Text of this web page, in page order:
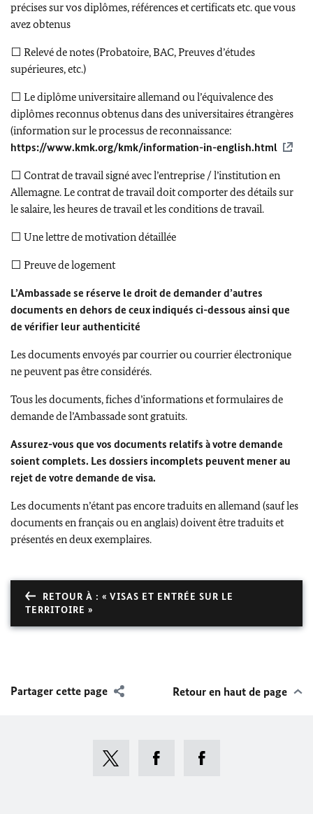
précises sur vos diplômes, références et certificats etc. que vous
avez obtenus
⬜ Relevé de notes (Probatoire, BAC, Preuves d’études
supérieures, etc.)
⬜ Le diplôme universitaire allemand ou l’équivalence des
diplômes reconnus obtenus dans des universitaires étrangères
(information sur le processus de reconnaissance:
https://www.kmk.org/kmk/information-in-english.html
⬜ Contrat de travail signé avec l’entreprise / l’institution en
Allemagne. Le contrat de travail doit comporter des détails sur
le salaire, les heures de travail et les conditions de travail.
⬜ Une lettre de motivation détaillée
⬜ Preuve de logement
L’Ambassade se réserve le droit de demander d’autres
documents en dehors de ceux indiqués ci-dessous ainsi que
de vérifier leur authenticité
Les documents envoyés par courrier ou courrier électronique
ne peuvent pas être considérés.
Tous les documents, fiches d’informations et formulaires de
demande de l’Ambassade sont gratuits.
Assurez-vous que vos documents relatifs à votre demande
soient complets. Les dossiers incomplets peuvent mener au
rejet de votre demande de visa.
Les documents n’étant pas encore traduits en allemand (sauf les
documents en français ou en anglais) doivent être traduits et
présentés en deux exemplaires.
RETOUR À : « VISAS ET ENTRÉE SUR LE
TERRITOIRE »
Partager cette page Retour en haut de page